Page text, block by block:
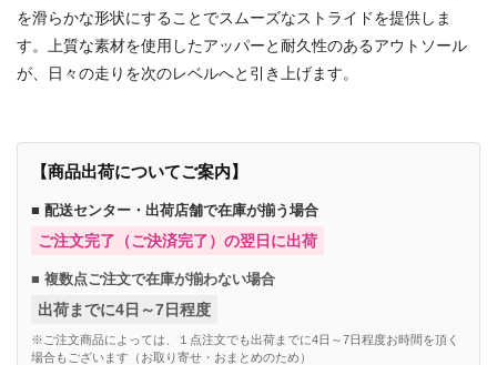
を滑らかな形状にすることでスムーズなストライドを提供しま
す。上質な素材を使用したアッパーと耐久性のあるアウトソール
が、日々の走りを次のレベルへと引き上げます。
【商品出荷についてご案内】
■ 配送センター・出荷店舗で在庫が揃う場合
ご注文完了（ご決済完了）の翌日に出荷
■ 複数点ご注文で在庫が揃わない場合
出荷までに4日～7日程度
※ご注文商品によっては、１点注文でも出荷までに4日～7日程度お時間を頂く
場合もございます（お取り寄せ・おまとめのため）